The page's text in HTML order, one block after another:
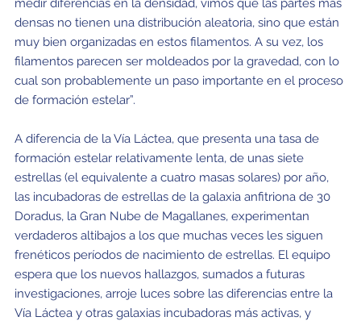
densas no tienen una distribución aleatoria, sino que están
muy bien organizadas en estos filamentos. A su vez, los
filamentos parecen ser moldeados por la gravedad, con lo
cual son probablemente un paso importante en el proceso
de formación estelar”.
A diferencia de la Vía Láctea, que presenta una tasa de
formación estelar relativamente lenta, de unas siete
estrellas (el equivalente a cuatro masas solares) por año,
las incubadoras de estrellas de la galaxia anfitriona de 30
Doradus, la Gran Nube de Magallanes, experimentan
verdaderos altibajos a los que muchas veces les siguen
frenéticos períodos de nacimiento de estrellas. El equipo
espera que los nuevos hallazgos, sumados a futuras
investigaciones, arroje luces sobre las diferencias entre la
Vía Láctea y otras galaxias incubadoras más activas, y